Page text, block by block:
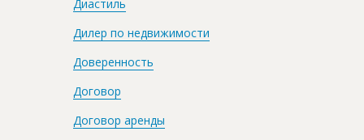
Диастиль
Дилер по недвижимости
Доверенность
Договор
Договор аренды